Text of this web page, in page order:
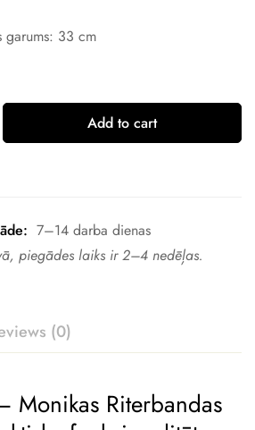
garums: 33 cm
Add to cart
7–14 darba dienas
piegādes laiks ir 2–4 nedēļas.
(0)
Monikas Riterbandas